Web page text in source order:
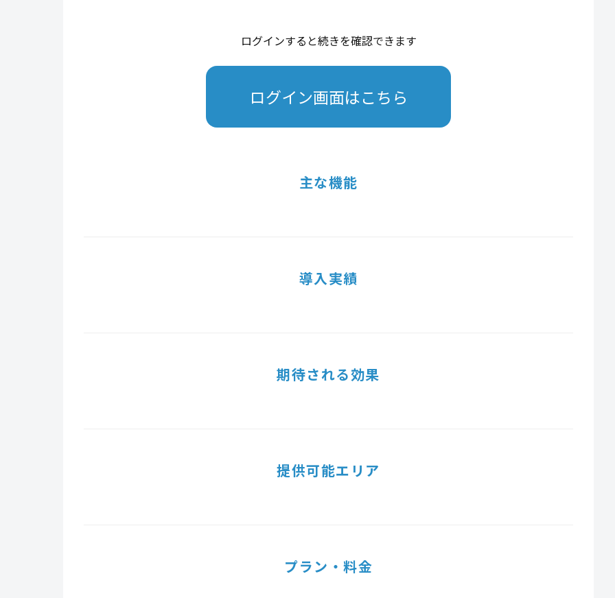
ログインすると続きを確認できます
ログイン画面はこちら
主な機能
導入実績
期待される効果
提供可能エリア
プラン・料金